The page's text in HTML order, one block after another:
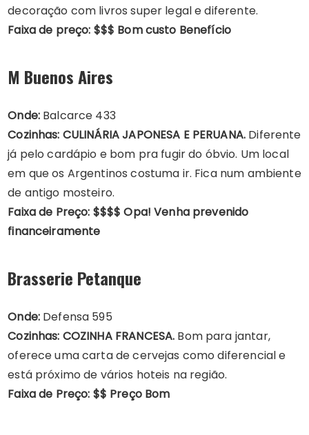
decoração com livros super legal e diferente.
Faixa de preço: $$$ Bom custo Benefício
M Buenos Aires
Onde:Balcarce 433
Cozinhas: CULINÁRIA JAPONESA E PERUANA. Diferente
já pelo cardápio e bom pra fugir do óbvio. Um local
em que os Argentinos costuma ir. Fica num ambiente
de antigo mosteiro.
Faixa de Preço: $$$$ Opa! Venha prevenido
financeiramente
Brasserie Petanque
Onde:Defensa 595
Cozinhas: COZINHA FRANCESA. Bom para jantar,
oferece uma carta de cervejas como diferencial e
está próximo de vários hoteis na região.
Faixa de Preço: $$ Preço Bom